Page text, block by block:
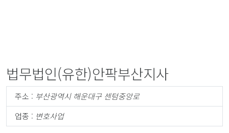
법무법인(유한)안팍부산지사
주소 : 부산광역시 해운대구 센텀중앙로
업종 : 변호사업